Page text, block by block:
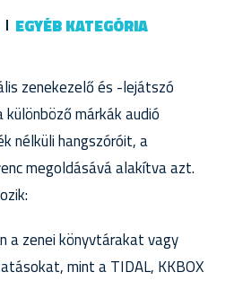
EGYÉB KATEGÓRIA
zenekezelő és -lejátszó
márkák audió
nélküli hangszóróit, a
megoldásává alakítva azt.
a zenei könyvtárakat vagy
mint a TIDAL, KKBOX